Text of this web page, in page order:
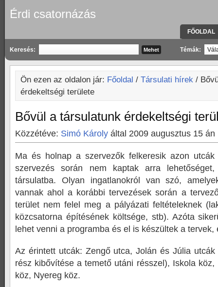
Érdi csatornázás
FŐOLDAL
Keresés: Témák:
Ön ezen az oldalon jár: Főoldal / Társulati hírek /
érdekeltségi területe
Bővül a társulatunk érdekeltségi
Közzétéve: Simó Károly által 2009 augusztus 15 án
Ma és holnap a szervezők felkeresik azon
szervezés során nem kaptak arra
társulatba. Olyan ingatlanokról van szó,
vannak ahol a korábbi tervezések során a
terület nem felel meg a pályázati feltételeknek
közcsatorna építésének költsége, stb). Azóta
lehet venni a programba és el is készültek a tervek,
Az érintett utcák: Zengő utca, Jolán és Júlia
rész kibővítése a temető utáni résszel), Iskola
köz, Nyereg köz.